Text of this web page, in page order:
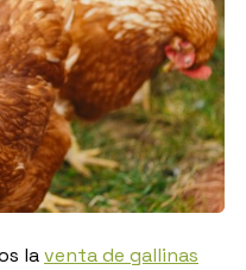
laventa de gallinas